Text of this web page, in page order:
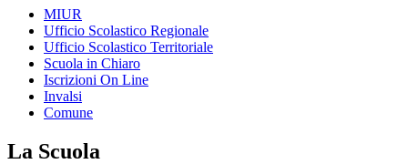
MIUR
Ufficio Scolastico Regionale
Ufficio Scolastico Territoriale
Scuola in Chiaro
Iscrizioni On Line
Invalsi
Comune
La Scuola